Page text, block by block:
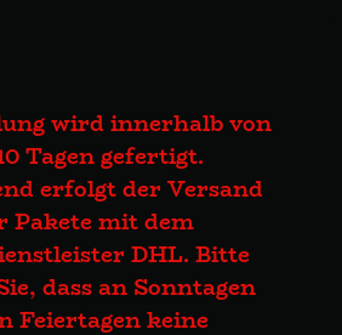
wird innerhalb von
Tagen gefertigt.
erfolgt der Versand
Pakete mit dem
DHL. Bitte
dass an Sonntagen
Feiertagen keine